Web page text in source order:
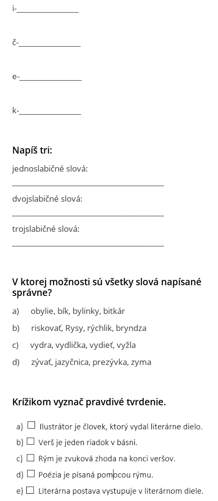
i-________________
č-________________
e-________________
k-________________
Napíš tri:
jednoslabičné slová:
dvojslabičné slová:
trojslabičné slová:
V ktorej možnosti sú všetky slová napísané
správne?
a) obylie, bík, bylinky, bitkár
b) riskovať, Rysy, rýchlik, bryndza
c) vydra, vydlička, vydieť, vyžla
d) zývať, jazyčnica, prezývka, zyma
Krížikom vyznač pravdivé tvrdenie.